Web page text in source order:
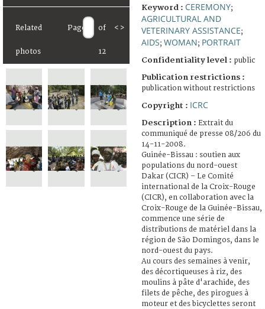
Related
photos
Page of
12
< >
Keyword : CEREMONY;
AGRICULTURAL AND
VETERINARY ASSISTANCE;
AIDS; WOMAN; PORTRAIT
Confidentiality level : public
Publication restrictions :
publication without restrictions
Copyright : ICRC
Description : Extrait du
communiqué de presse 08/206 du
14-11-2008.
Guinée-Bissau : soutien aux
populations du nord-ouest
Dakar (CICR) – Le Comité
international de la Croix-Rouge
(CICR), en collaboration avec la
Croix-Rouge de la Guinée-Bissau,
commence une série de
distributions de matériel dans la
région de São Domingos, dans le
nord-ouest du pays.
Au cours des semaines à venir,
des décortiqueuses à riz, des
moulins à pâte d'arachide, des
filets de pêche, des pirogues à
moteur et des bicyclettes seront